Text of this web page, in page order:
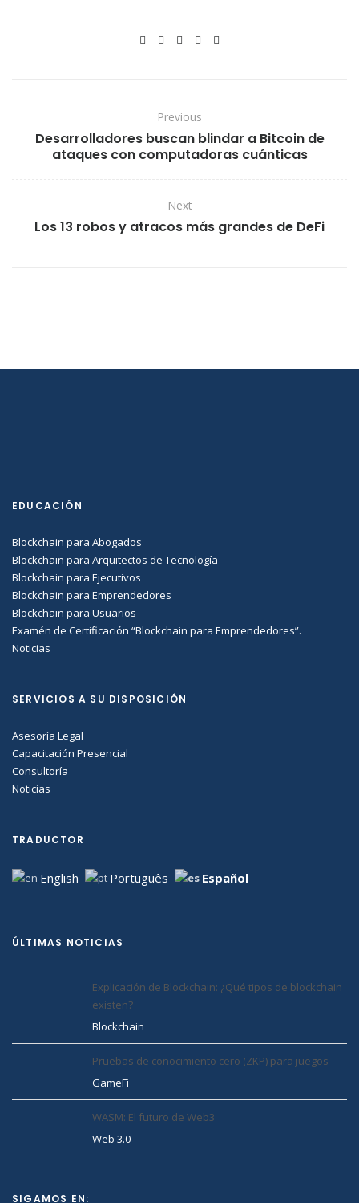
Previous
Desarrolladores buscan blindar a Bitcoin de
ataques con computadoras cuánticas
Next
Los 13 robos y atracos más grandes de DeFi
EDUCACIÓN
Blockchain para Abogados
Blockchain para Arquitectos de Tecnología
Blockchain para Ejecutivos
Blockchain para Emprendedores
Blockchain para Usuarios
Examén de Certificación “Blockchain para Emprendedores”.
Noticias
SERVICIOS A SU DISPOSICIÓN
Asesoría Legal
Capacitación Presencial
Consultoría
Noticias
TRADUCTOR
English Português Español
ÚLTIMAS NOTICIAS
Explicación de Blockchain: ¿Qué tipos de blockchain
existen?
Blockchain
Pruebas de conocimiento cero (ZKP) para juegos
GameFi
WASM: El futuro de Web3
Web 3.0
SIGAMOS EN: